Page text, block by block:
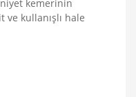
kemerinin
ve kullanışlı hale